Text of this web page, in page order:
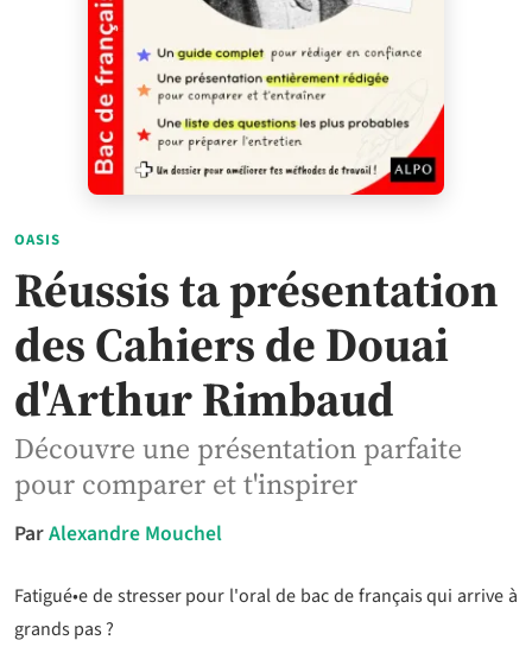
OASIS
Réussis ta présentation
des Cahiers de Douai
d'Arthur Rimbaud
Découvre une présentation parfaite
pour comparer et t'inspirer
ParAlexandre Mouchel
Fatigué•e de stresser pour l'oral de bac de français qui arrive à
grands pas ?